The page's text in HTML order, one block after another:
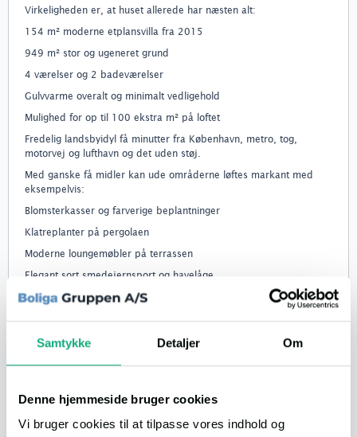
Samtykke Detaljer Om
Denne hjemmeside bruger cookies
Vi bruger cookies til at tilpasse vores indhold og
Virkeligheden er, at huset allerede har næsten alt:
154 m² moderne etplansvilla fra 2015
949 m² stor og ugeneret grund
4 værelser og 2 badeværelser
Gulvvarme overalt og minimalt vedligehold
Mulighed for op til 100 ekstra m² på loftet
Fredelig landsbyidyl få minutter fra København, metro, tog,
motorvej og lufthavn og det uden støj.
Med ganske få midler kan ude områderne løftes markant med
eksempelvis:
Blomsterkasser og farverige beplantninger
Klatreplanter på pergolaen
Moderne loungemøbler på terrassen
Elegant sort smedejernsport og havelåge
Ring til Morten på 22201974 for en fremvisning
Link til anden webside eller informationer om boligen:
Se boligen på Boliga.dk
Bliv boligklar på 2 timer